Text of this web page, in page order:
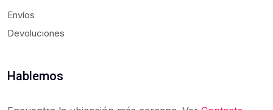
Wifi5
Wifi6
Envíos
Devoluciones
Hablemos